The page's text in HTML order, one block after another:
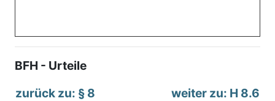
BFH - Urteile
zurück zu: § 8
weiter zu: H 8.6